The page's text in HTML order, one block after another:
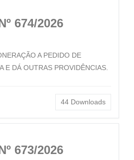
674/2026
A PEDIDO DE
E DÁ OUTRAS PROVIDÊNCIAS.
44 Downloads
673/2026